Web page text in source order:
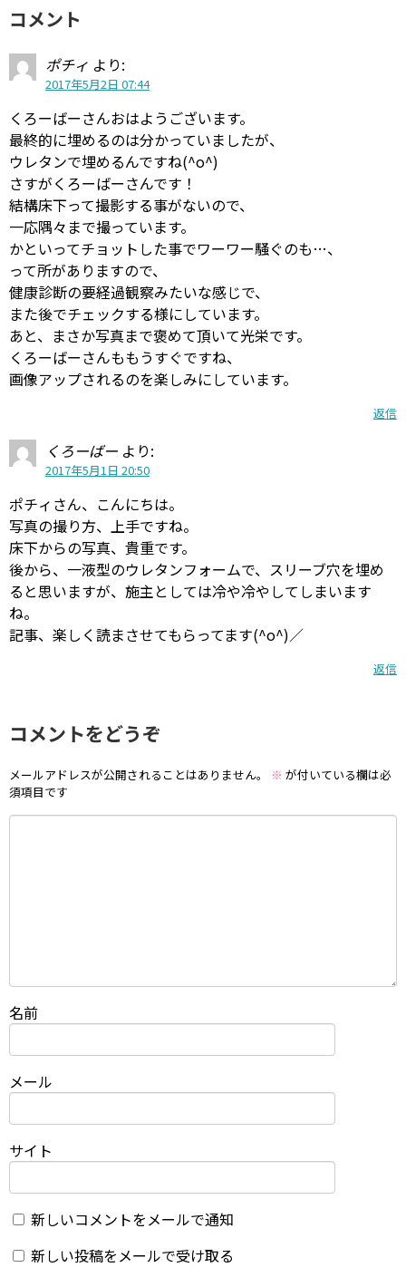
コメント
ポチィ より:
2017年5月2日 07:44
くろーばーさんおはようございます。
最終的に埋めるのは分かっていましたが、
ウレタンで埋めるんですね(^o^)
さすがくろーばーさんです！
結構床下って撮影する事がないので、
一応隅々まで撮っています。
かといってチョットした事でワーワー騒ぐのも…、
って所がありますので、
健康診断の要経過観察みたいな感じで、
また後でチェックする様にしています。
あと、まさか写真まで褒めて頂いて光栄です。
くろーばーさんももうすぐですね、
画像アップされるのを楽しみにしています。
返信
くろーばー より:
2017年5月1日 20:50
ポチィさん、こんにちは。
写真の撮り方、上手ですね。
床下からの写真、貴重です。
後から、一液型のウレタンフォームで、スリーブ穴を埋め
ると思いますが、施主としては冷や冷やしてしまいます
ね。
記事、楽しく読まさせてもらってます(^o^)／
返信
コメントをどうぞ
メールアドレスが公開されることはありません。 ※ が付いている欄は必
須項目です
名前
メール
サイト
新しいコメントをメールで通知
新しい投稿をメールで受け取る